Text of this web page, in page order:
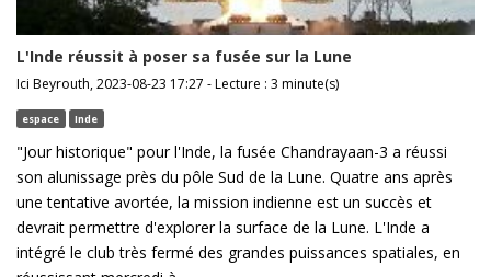
L'Inde réussit à poser sa fusée sur la Lune
Ici Beyrouth, 2023-08-23 17:27 - Lecture : 3 minute(s)
espace Inde
"Jour historique" pour l'Inde, la fusée Chandrayaan-3 a réussi
son alunissage près du pôle Sud de la Lune. Quatre ans après
une tentative avortée, la mission indienne est un succès et
devrait permettre d'explorer la surface de la Lune. L'Inde a
intégré le club très fermé des grandes puissances spatiales, en